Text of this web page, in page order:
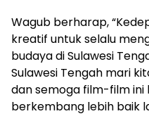
Wagub berharap,
kreatif untuk selalu
budaya di Sulawesi
Sulawesi Tengah mari
dan semoga film-film ini
berkembang lebih baik